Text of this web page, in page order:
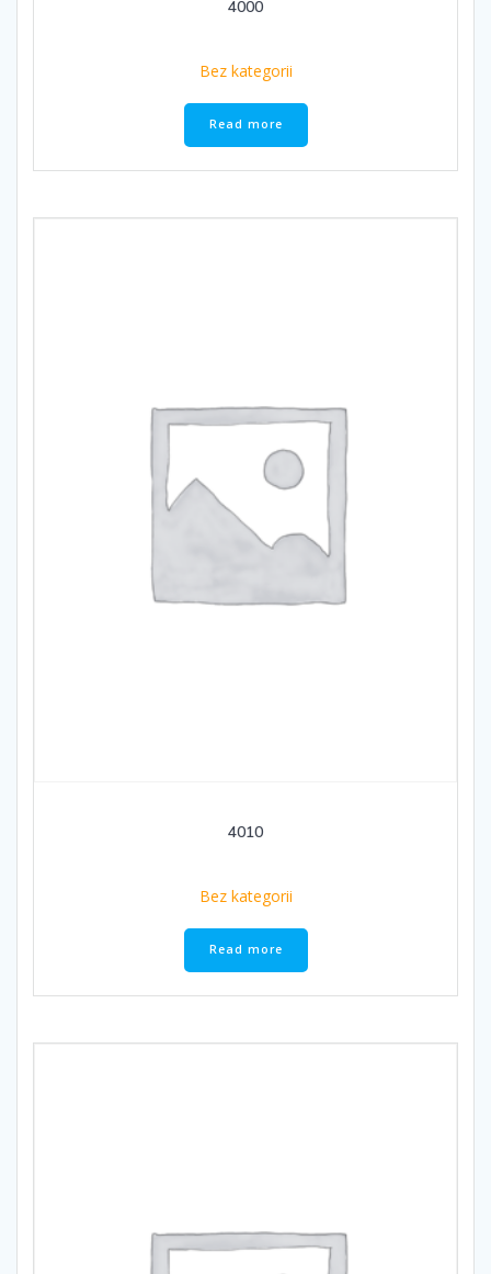
4000
Bez kategorii
Read more
4010
Bez kategorii
Read more